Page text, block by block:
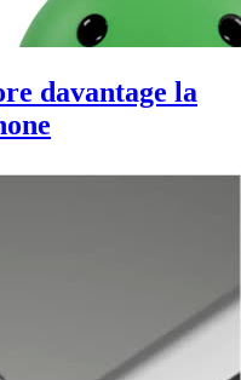
davantage la